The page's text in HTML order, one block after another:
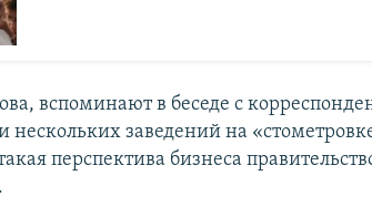
вспоминают в беседе с
нескольких заведений на
перспектива бизнеса